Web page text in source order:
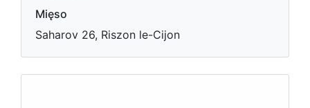
Mięso
Saharov 26, Riszon le-Cijon